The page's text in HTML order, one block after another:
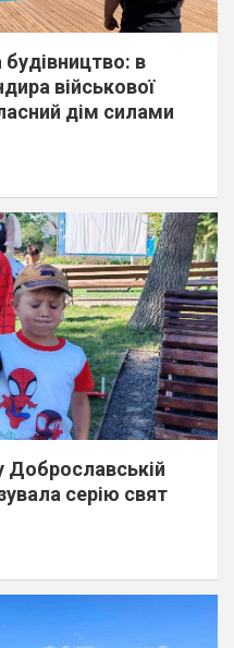
в
військової
дім силами
Доброславській
серію свят